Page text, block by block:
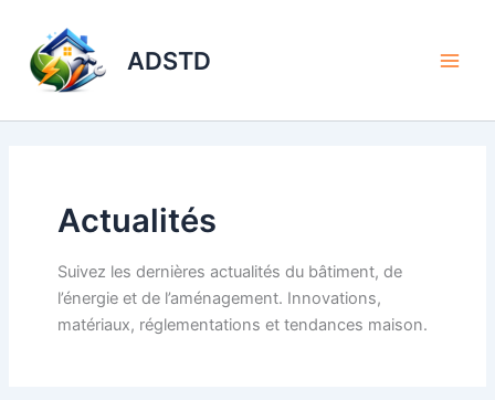
contenu
ADSTD
Actualités
Suivez les dernières actualités du bâtiment, de
l’énergie et de l’aménagement. Innovations,
matériaux, réglementations et tendances maison.